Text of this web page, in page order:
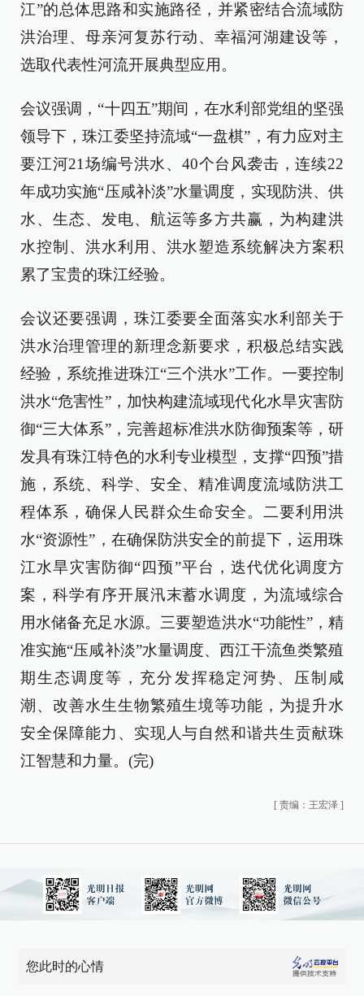
江”的总体思路和实施路径，并紧密结合流域防
洪治理、母亲河复苏行动、幸福河湖建设等，
选取代表性河流开展典型应用。
会议强调，“十四五”期间，在水利部党组的坚强
领导下，珠江委坚持流域“一盘棋”，有力应对主
要江河21场编号洪水、40个台风袭击，连续22
年成功实施“压咸补淡”水量调度，实现防洪、供
水、生态、发电、航运等多方共赢，为构建洪
水控制、洪水利用、洪水塑造系统解决方案积
累了宝贵的珠江经验。
会议还要强调，珠江委要全面落实水利部关于
洪水治理管理的新理念新要求，积极总结实践
经验，系统推进珠江“三个洪水”工作。一要控制
洪水“危害性”，加快构建流域现代化水旱灾害防
御“三大体系”，完善超标准洪水防御预案等，研
发具有珠江特色的水利专业模型，支撑“四预”措
施，系统、科学、安全、精准调度流域防洪工
程体系，确保人民群众生命安全。二要利用洪
水“资源性”，在确保防洪安全的前提下，运用珠
江水旱灾害防御“四预”平台，迭代优化调度方
案，科学有序开展汛末蓄水调度，为流域综合
用水储备充足水源。三要塑造洪水“功能性”，精
准实施“压咸补淡”水量调度、西江干流鱼类繁殖
期生态调度等，充分发挥稳定河势、压制咸
潮、改善水生生物繁殖生境等功能，为提升水
安全保障能力、实现人与自然和谐共生贡献珠
江智慧和力量。(完)
[ 责编：王宏泽 ]
您此时的心情